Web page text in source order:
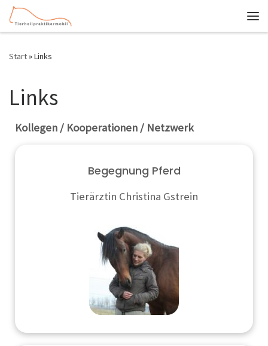
Zum Inhalt springen
Start»Links
Links
Kollegen / Kooperationen / Netzwerk
Begegnung Pferd
Tierärztin Christina Gstrein